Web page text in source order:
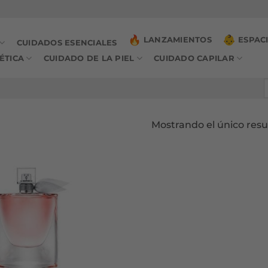
CUIDADOS ESENCIALES LANZAMIENTOS
CUIDADO DE LA PIEL CUIDADO CAPILAR
Mostrando el único